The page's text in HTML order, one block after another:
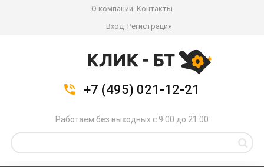
О компании Контакты
Вход Регистрация
+7 (495) 021-12-21
Работаем без выходных с 9:00 до 21:00